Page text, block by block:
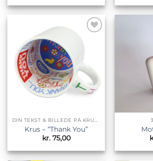
til
kr. 229,00
Tilføj til
ønskeliste
DIN TEKST & BILLEDE PÅ KRUS & TILBEHØR
Krus – “Thank You”
kr.75,00